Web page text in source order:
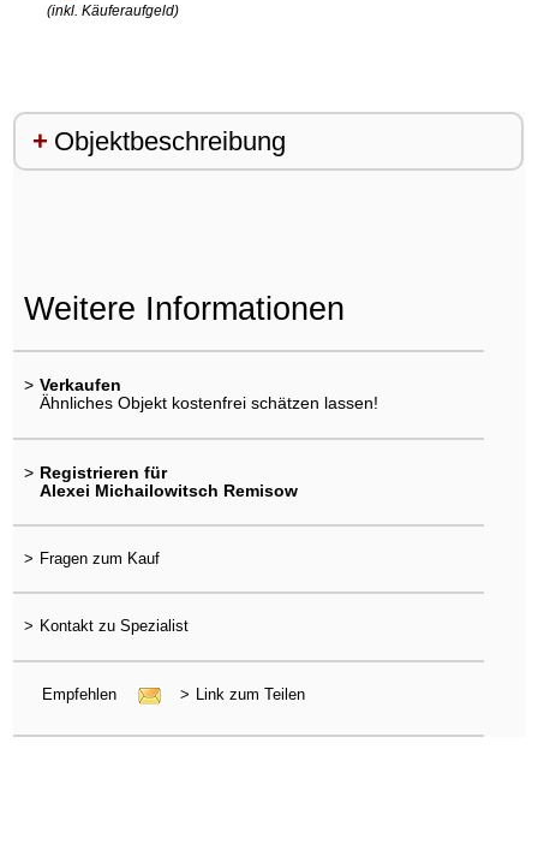
(inkl. Käuferaufgeld)
Objektbeschreibung
Weitere Informationen
> Verkaufen
Ähnliches Objekt kostenfrei schätzen lassen!
> Registrieren für
Alexei Michailowitsch Remisow
> Fragen zum Kauf
> Kontakt zu Spezialist
Empfehlen > Link zum Teilen